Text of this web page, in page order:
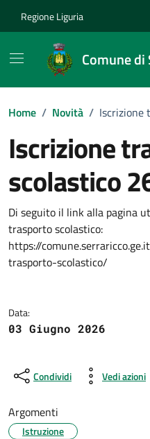
Regione Liguria
Comune di
Home / Novità / Iscrizione
Iscrizione
scolastico
Dettagli della
Di seguito il link alla pagina
trasporto scolastico:
https://
trasporto-scolastico/
Data:
03 Giugno 2026
Condividi Vedi azioni
Argomenti
Istruzione